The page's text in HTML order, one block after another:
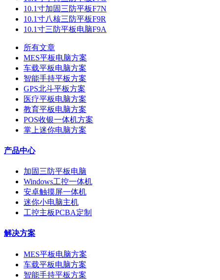
10.1寸加固三防平板F7N
10.1寸八核三防平板F9R
10.1寸三防平板电脑F9A
所有文章
MES平板电脑方案
车载平板电脑方案
智能手持平板方案
GPS北斗平板方案
医疗平板电脑方案
教育平板电脑方案
POS收银一体机方案
掌上迷你电脑方案
产品中心
加固三防平板电脑
Windows工控一体机
安卓触摸屏一体机
迷你小电脑主机
工控主板PCBA定制
解决方案
MES平板电脑方案
车载平板电脑方案
智能手持平板方案